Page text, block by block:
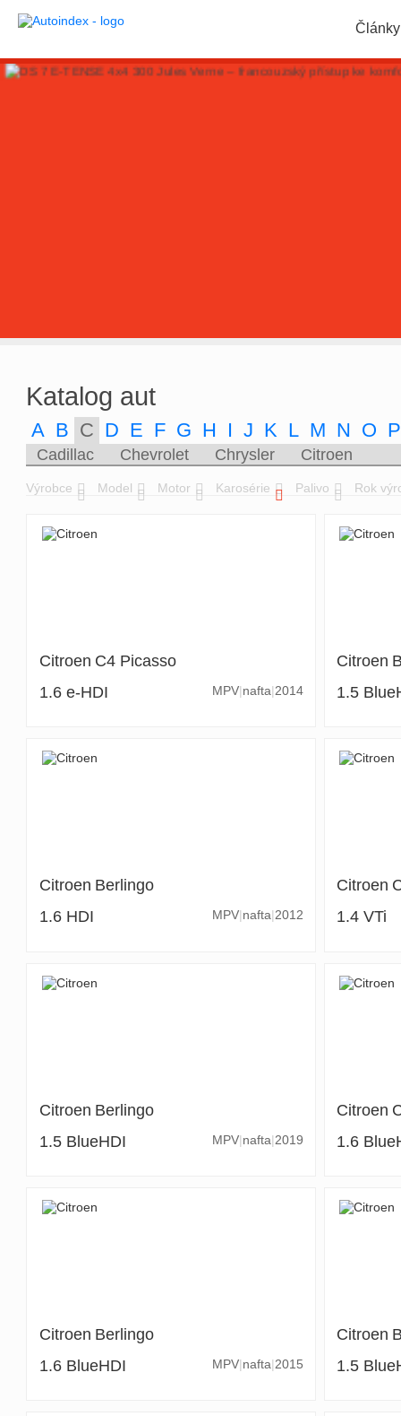
Články
Katalog aut
A B C D E F G H I J K L M N O P
Cadillac Chevrolet Chrysler Citroen
Výrobce Model Motor Karosérie Palivo Rok
Citroen C4 Picasso
2014
1.6 e-HDI nafta
MPV
Citroen
1.5
Citroen Berlingo
2012
1.6 HDI nafta
MPV
Citroen
1.4 VTi
Citroen Berlingo
2019
1.5 BlueHDI nafta
MPV
Citroen
1.6
Citroen Berlingo
2015
1.6 BlueHDI nafta
MPV
Citroen
1.5